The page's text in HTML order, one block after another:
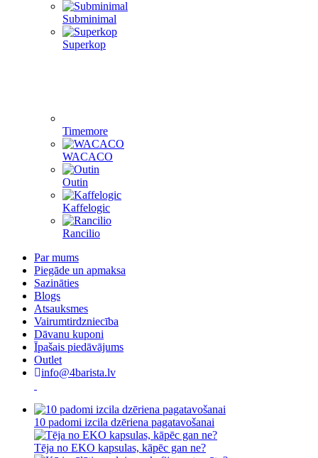
Subminimal
Superkop
Timemore
WACACO
Outin
Kaffelogic
Rancilio
Par mums
Piegāde un apmaksa
Sazināties
Blogs
Atsauksmes
Vairumtirdzniecība
Dāvanu kuponi
Īpašais piedāvājums
Outlet
info@4barista.lv
10 padomi izcila dzēriena pagatavošanai
Tēja no EKO kapsulas, kāpēc gan ne?